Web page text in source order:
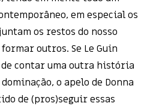
em especial os
os restos do nosso
outros. Se Le Guin
contar uma outra história
o apelo de Donna
de (pros)seguir essas